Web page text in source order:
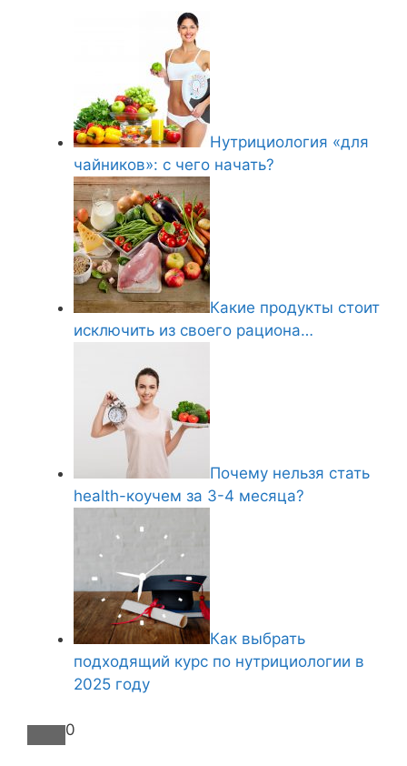
Нутрициология «для
чайников»: с чего начать?
Какие продукты стоит
исключить из своего рациона…
Почему нельзя стать
health-коучем за 3-4 месяца?
Как выбрать
подходящий курс по нутрициологии в
2025 году
0